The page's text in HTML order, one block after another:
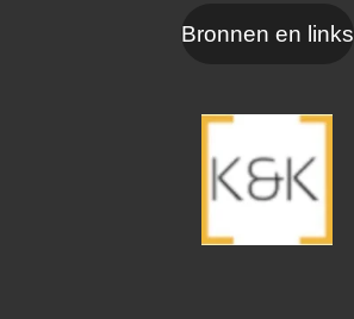
Bronnen en links